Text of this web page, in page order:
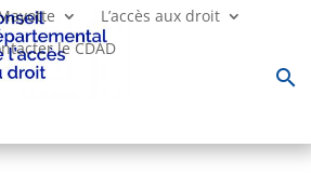
L’accès aux droit
le CDAD
search